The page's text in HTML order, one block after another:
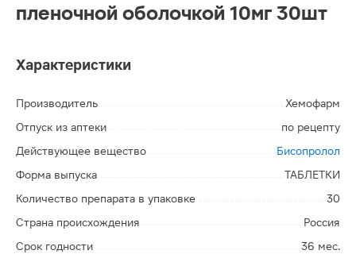
пленочной оболочкой 10мг 30шт
Характеристики
Производитель
Хемофарм
Отпуск из аптеки
по рецепту
Действующее вещество
Бисопролол
Форма выпуска
ТАБЛЕТКИ
Количество препарата в упаковке
30
Страна происхождения
Россия
Срок годности
36 мес.